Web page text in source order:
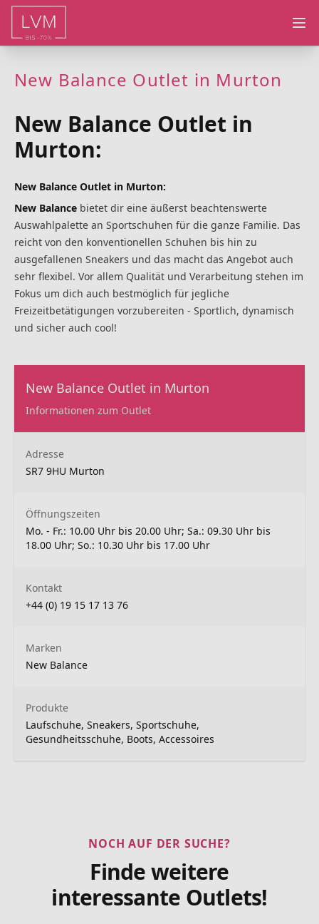
New Balance Outlet in Murton
New Balance Outlet in
Murton:
New Balance Outlet in Murton:
New Balance bietet dir eine äußerst beachtenswerte
Auswahlpalette an Sportschuhen für die ganze Familie. Das
reicht von den konventionellen Schuhen bis hin zu
ausgefallenen Sneakers und das macht das Angebot auch
sehr flexibel. Vor allem Qualität und Verarbeitung stehen im
Fokus um dich auch bestmöglich für jegliche
Freizeitbetätigungen vorzubereiten - Sportlich, dynamisch
und sicher auch cool!
New Balance Outlet in Murton
Informationen zum Outlet
Adresse
SR7 9HU Murton
Öffnungszeiten
Mo. - Fr.: 10.00 Uhr bis 20.00 Uhr; Sa.: 09.30 Uhr bis
18.00 Uhr; So.: 10.30 Uhr bis 17.00 Uhr
Kontakt
+44 (0) 19 15 17 13 76
Marken
New Balance
Produkte
Laufschuhe, Sneakers, Sportschuhe,
Gesundheitsschuhe, Boots, Accessoires
NOCH AUF DER SUCHE?
Finde weitere
interessante Outlets!